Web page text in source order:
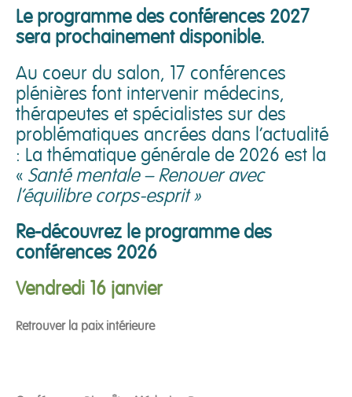
Le programme des conférences 2027
sera prochainement disponible.
Au coeur du salon, 17 conférences
plénières font intervenir médecins,
thérapeutes et spécialistes sur des
problématiques ancrées dans l’actualité
: La thématique générale de 2026 est la
« Santé mentale – Renouer avec
l’équilibre corps-esprit »
Re-découvrez le programme des
conférences 2026
Vendredi 16 janvier
Retrouver la paix intérieure